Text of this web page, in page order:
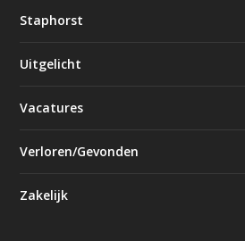
Staphorst
Uitgelicht
Vacatures
Verloren/Gevonden
Zakelijk